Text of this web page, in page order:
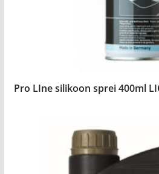
Pro LIne silikoon sprei 400ml